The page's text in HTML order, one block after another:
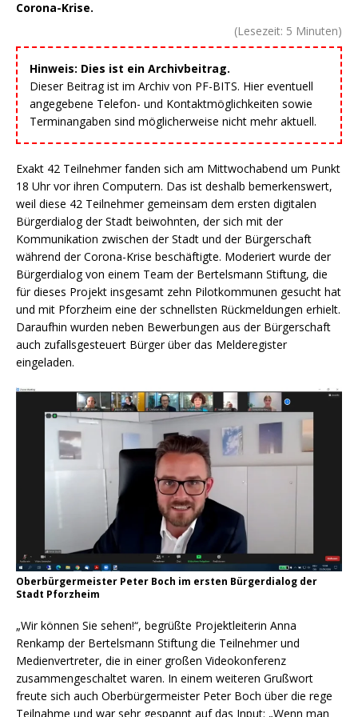
Corona-Krise.
(Lesezeit: 5 Minuten)
Hinweis: Dies ist ein Archivbeitrag.
Dieser Beitrag ist im Archiv von PF-BITS. Hier eventuell
angegebene Telefon- und Kontaktmöglichkeiten sowie
Terminangaben sind möglicherweise nicht mehr aktuell.
Exakt 42 Teilnehmer fanden sich am Mittwochabend um Punkt
18 Uhr vor ihren Computern. Das ist deshalb bemerkenswert,
weil diese 42 Teilnehmer gemeinsam dem ersten digitalen
Bürgerdialog der Stadt beiwohnten, der sich mit der
Kommunikation zwischen der Stadt und der Bürgerschaft
während der Corona-Krise beschäftigte. Moderiert wurde der
Bürgerdialog von einem Team der Bertelsmann Stiftung, die
für dieses Projekt insgesamt zehn Pilotkommunen gesucht hat
und mit Pforzheim eine der schnellsten Rückmeldungen erhielt.
Daraufhin wurden neben Bewerbungen aus der Bürgerschaft
auch zufallsgesteuert Bürger über das Melderegister
eingeladen.
Oberbürgermeister Peter Boch im ersten Bürgerdialog der
Stadt Pforzheim
„Wir können Sie sehen!“, begrüßte Projektleiterin Anna
Renkamp der Bertelsmann Stiftung die Teilnehmer und
Medienvertreter, die in einer großen Videokonferenz
zusammengeschaltet waren. In einem weiteren Grußwort
freute sich auch Oberbürgermeister Peter Boch über die rege
Teilnahme und war sehr gespannt auf das Input: „Wenn man